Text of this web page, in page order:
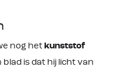
nog het kunststof
blad is dat hij licht van